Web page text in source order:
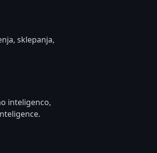
sklepanja,
inteligenco,